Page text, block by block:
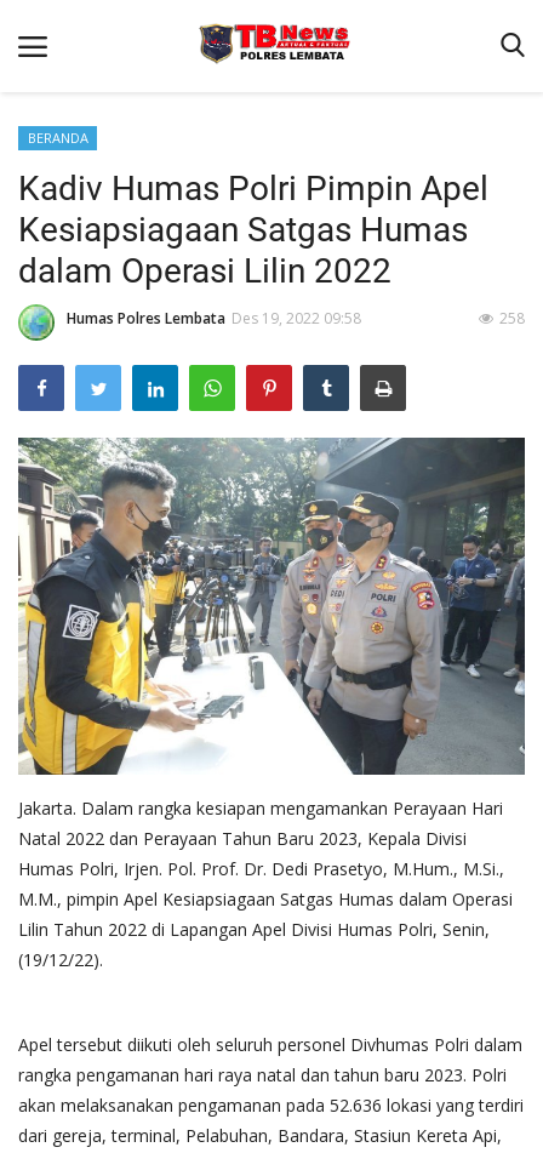
Beranda
Binkam
Terms & Conditions
Giat Ops
Reskrim
Polisi Kita
Lantas
BERANDA
Kadiv Humas Polri Pimpin Apel
Kesiapsiagaan Satgas Humas
dalam Operasi Lilin 2022
Humas Polres Lembata Des 19, 2022 09:58 258
Jakarta. Dalam rangka kesiapan mengamankan Perayaan Hari
Natal 2022 dan Perayaan Tahun Baru 2023, Kepala Divisi
Humas Polri, Irjen. Pol. Prof. Dr. Dedi Prasetyo, M.Hum., M.Si.,
M.M., pimpin Apel Kesiapsiagaan Satgas Humas dalam Operasi
Lilin Tahun 2022 di Lapangan Apel Divisi Humas Polri, Senin,
(19/12/22).
Apel tersebut diikuti oleh seluruh personel Divhumas Polri dalam
rangka pengamanan hari raya natal dan tahun baru 2023. Polri
akan melaksanakan pengamanan pada 52.636 lokasi yang terdiri
dari gereja, terminal, Pelabuhan, Bandara, Stasiun Kereta Api,